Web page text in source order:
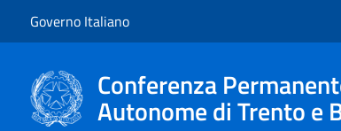
Governo Italiano
Conferenza
Autonome di Trento e